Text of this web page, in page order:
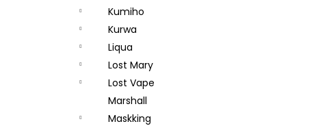
Kumiho
Kurwa
Liqua
Lost Mary
Lost Vape
Marshall
Maskking